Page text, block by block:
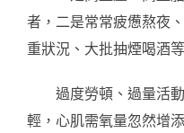
者，二是常常疲憊熬夜
重狀況、大批抽煙喝酒
過度勞頓、過量活
輕，心肌需氧量忽然增